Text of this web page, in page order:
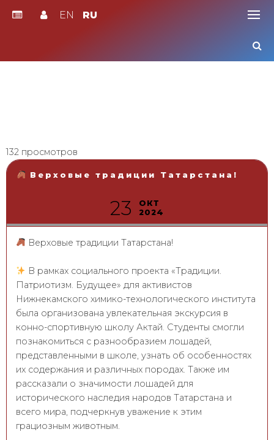
EN RU
132 просмотров
Верховые традиции Татарстана!
23
ОКТ
2024
Верховые традиции Татарстана!
В рамках социального проекта «Традиции.
Патриотизм. Будущее» для активистов
Нижнекамского химико-технологического института
была организована увлекательная экскурсия в
конно-спортивную школу Актай. Студенты смогли
познакомиться с разнообразием лошадей,
представленными в школе, узнать об особенностях
их содержания и различных породах. Также им
рассказали о значимости лошадей для
исторического наследия народов Татарстана и
всего мира, подчеркнув уважение к этим
грациозным животным.